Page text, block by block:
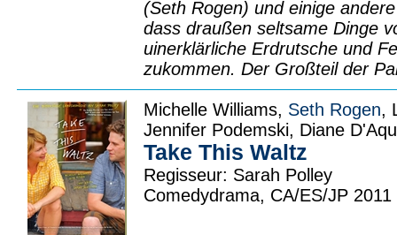
(Seth Rogen) und einige
dass draußen seltsame Dinge
uinerklärliche Erdrutsche und
zukommen. Der Großteil der
Michelle Williams, Seth Rogen,
Jennifer Podemski, Diane
Take This Waltz
Regisseur: Sarah Polley
Comedydrama, CA/ES/JP 2011